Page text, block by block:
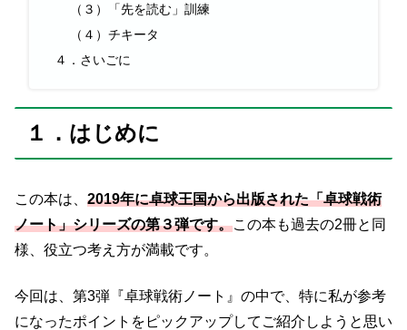
（３）「先を読む」訓練
（４）チキータ
４．さいごに
１．はじめに
この本は、 2019年に卓球王国から出版された「卓球戦術
ノート」シリーズの第３弾です。この本も過去の2冊と同
様、役立つ考え方が満載です。
今回は、第3弾『卓球戦術ノート』の中で、特に私が参考
になったポイントをピックアップしてご紹介しようと思い